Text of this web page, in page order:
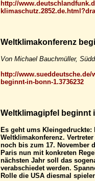
http://
Weltklimakonferenz
Von Michael Bauchmüller,
http://
beginnt-in-bonn-1.3736232
Weltklimagipfel beginnt
Es geht ums
Weltklimakonferenz.
noch bis zum 17. November
Paris nun mit konkreten
nächsten Jahr soll das
verabschiedet werden.
Rolle die USA diesmal